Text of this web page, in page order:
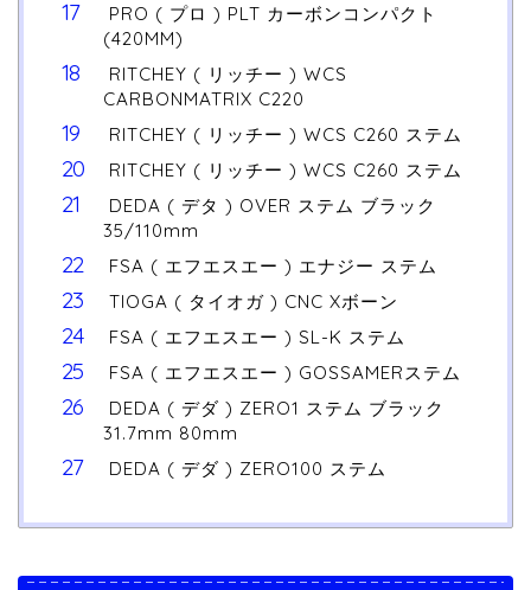
PRO ( プロ ) PLT カーボンコンパクト
(420MM)
RITCHEY ( リッチー ) WCS
CARBONMATRIX C220
RITCHEY ( リッチー ) WCS C260 ステム
RITCHEY ( リッチー ) WCS C260 ステム
DEDA ( デタ ) OVER ステム ブラック
35/110mm
FSA ( エフエスエー ) エナジー ステム
TIOGA ( タイオガ ) CNC Xボーン
FSA ( エフエスエー ) SL-K ステム
FSA ( エフエスエー ) GOSSAMERステム
DEDA ( デダ ) ZERO1 ステム ブラック
31.7mm 80mm
DEDA ( デダ ) ZERO100 ステム